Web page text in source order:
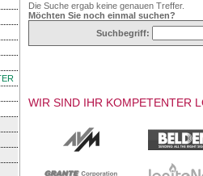
Die Suche ergab keine genauen Treffer.
Möchten Sie noch einmal suchen?
Suchbegriff:
WIR SIND IHR KOMPETENTER